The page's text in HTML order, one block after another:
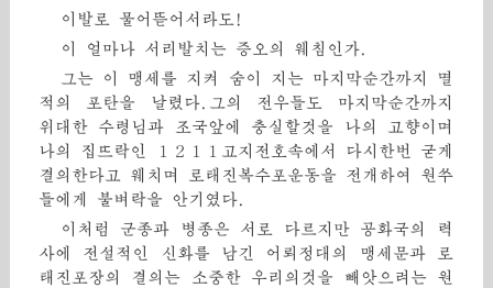
이발로 물어뜯어서라도!
이 얼마나 서리발치는 증오의 웨침인가.
그는 이 맹세를 지켜 숨이 지는 마지막순간까지 멸
적의 포탄을 날렸다.그의 전우들도 마지막순간까지
위대한 수령님과 조국앞에 충실할것을 나의 고향이며
나의 집뜨락인 １２１１고지전호속에서 다시한번 굳게
결의한다고 웨치며 로태진복수포운동을 전개하여 원쑤
들에게 불벼락을 안기였다.
이처럼 군종과 병종은 서로 다르지만 공화국의 력
사에 전설적인 신화를 남긴 어뢰정대의 맹세문과 로
태진포장의 결의는 소중한 우리의것을 빼앗으려는 원